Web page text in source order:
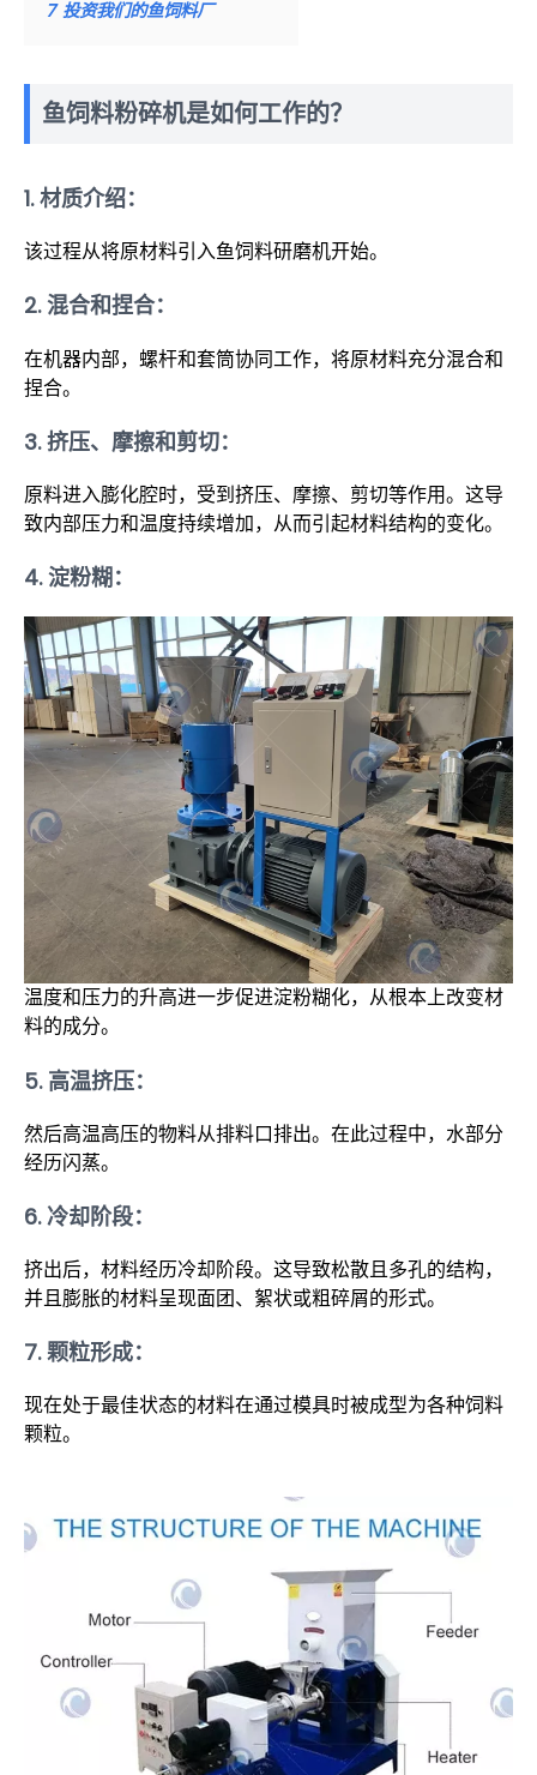
7 投资我们的鱼饲料厂
鱼饲料粉碎机是如何工作的？
1.材质介绍：
该过程从将原材料引入鱼饲料研磨机开始。
2.混合和捏合：
在机器内部，螺杆和套筒协同工作，将原材料充分混合和
捏合。
3.挤压、摩擦和剪切：
原料进入膨化腔时，受到挤压、摩擦、剪切等作用。这导
致内部压力和温度持续增加，从而引起材料结构的变化。
4.淀粉糊：
温度和压力的升高进一步促进淀粉糊化，从根本上改变材
料的成分。
5. 高温挤压：
然后高温高压的物料从排料口排出。在此过程中，水部分
经历闪蒸。
6.冷却阶段：
挤出后，材料经历冷却阶段。这导致松散且多孔的结构，
并且膨胀的材料呈现面团、絮状或粗碎屑的形式。
7.颗粒形成：
现在处于最佳状态的材料在通过模具时被成型为各种饲料
颗粒。